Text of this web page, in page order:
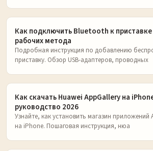
Как подключить Bluetooth к
рабочих метода
Подробная инструкция по добавлению
приставку. Обзор USB-адаптеров, проводных
Как скачать Huawei AppGallery на
руководство 2026
Узнайте, как установить магазин приложений
на iPhone. Пошаговая инструкция, нюа